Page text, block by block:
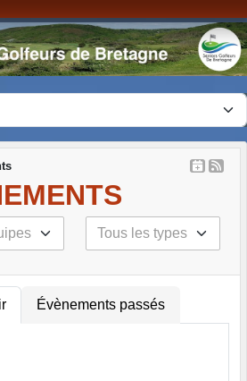
Évènements passés